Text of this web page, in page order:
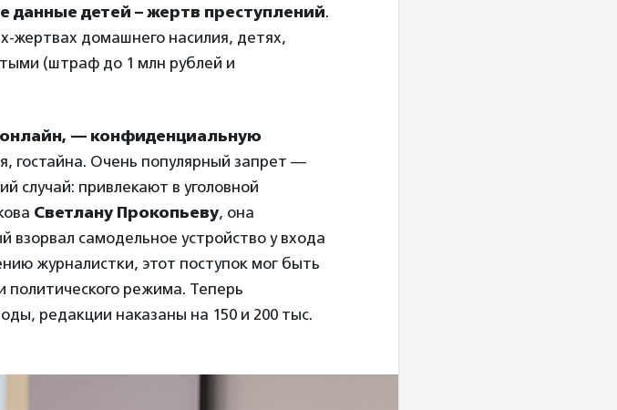
данные детей – жертв преступлений.
жертвах домашнего насилия, детях,
(штраф до 1 млн рублей и
— конфиденциальную
гостайна. Очень популярный запрет —
случай: привлекают в уголовной
Светлану Прокопьеву, она
взорвал самодельное устройство у входа
журналистки, этот поступок мог быть
режима. Теперь
редакции наказаны на 150 и 200 тыс.